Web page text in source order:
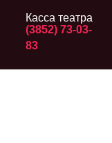
Касса театра
(3852) 73-03-
83